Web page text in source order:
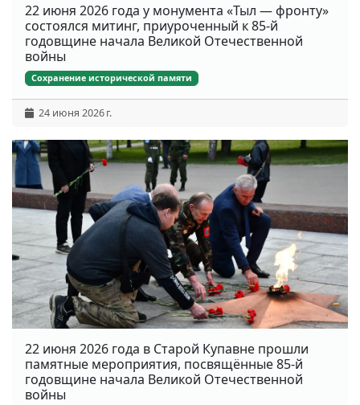
22 июня 2026 года у монумента «Тыл — фронту»
состоялся митинг, приуроченный к 85-й
годовщине начала Великой Отечественной
войны
Сохранение исторической памяти
24 июня 2026 г.
22 июня 2026 года в Старой Купавне прошли
памятные мероприятия, посвящённые 85-й
годовщине начала Великой Отечественной
войны